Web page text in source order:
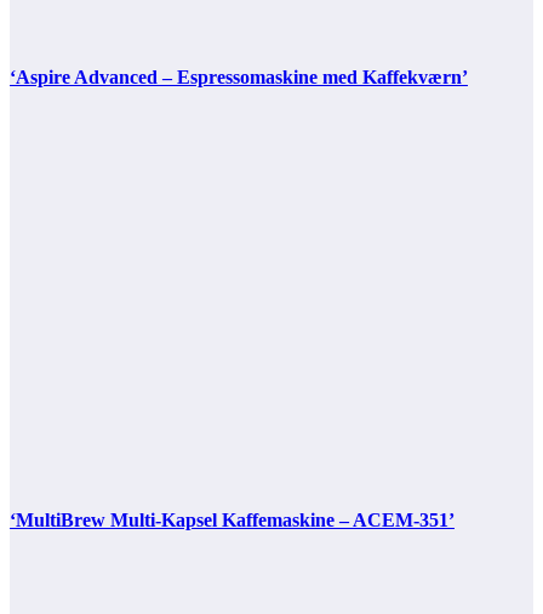
‘Aspire Advanced – Espressomaskine med Kaffekværn’
‘MultiBrew Multi-Kapsel Kaffemaskine – ACEM-351’